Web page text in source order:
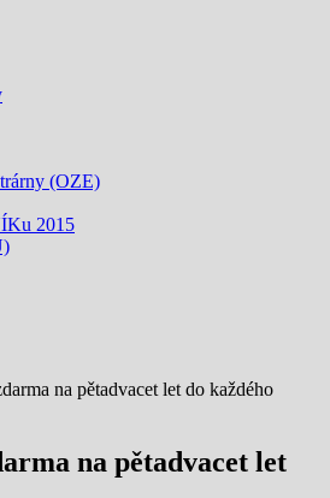
(OZE)
2015
na pětadvacet let do každého
na pětadvacet let